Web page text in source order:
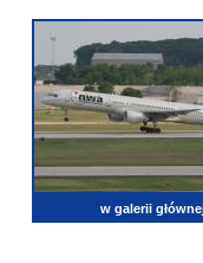
w galerii